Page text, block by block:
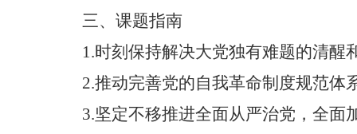
三、课题指南
1.时刻保持解决大党独有难题的清醒
2.推动完善党的自我革命制度规范体
3.坚定不移推进全面从严治党，全面